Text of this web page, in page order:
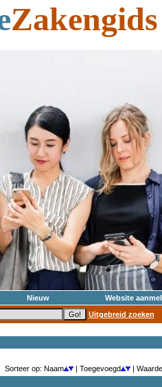
Zakengids
Nieuw Website
Uitgebreid zoeken
Sorteer op: Naam | Toegevoegd
|